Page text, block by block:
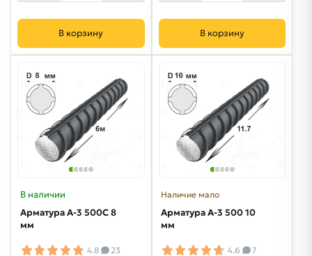
В корзину В корзину
В наличии
Арматура A-3 500C 8
мм
4.8 23
Наличие мало
Арматура A-3 500 10
мм
4.6 7